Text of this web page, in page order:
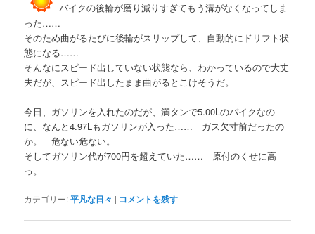
バイクの後輪が磨り減りすぎてもう溝がなくなってしま
った……
そのため曲がるたびに後輪がスリップして、自動的にドリフト状
態になる……
そんなにスピード出していない状態なら、わかっているので大丈
夫だが、スピード出したまま曲がるとこけそうだ。
今日、ガソリンを入れたのだが、満タンで5.00Lのバイクなの
に、なんと4.97Lもガソリンが入った…… ガス欠寸前だったの
か。 危ない危ない。
そしてガソリン代が700円を超えていた…… 原付のくせに高
っ。
カテゴリー:平凡な日々 | コメントを残す